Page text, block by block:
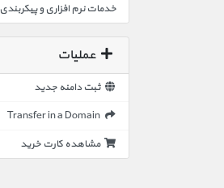
خدمات نرم افزاری و پیکربندی
عملیات
ثبت دامنه جدید
مشاهده کارت خرید